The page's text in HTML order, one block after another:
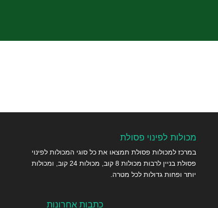
מכולות לפינוי פסולת
במרכז למכולות פסולת תמצאו את כל סוגי המכולות לפינוי
פסולת בניין לרבות מכולות 8 קוב, מכולות 24 קוב, ומכולות
יותר ופחות גדולות לכל מטרה.
כתבות אחרונות